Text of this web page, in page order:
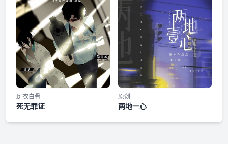
福利音·烙印
第九期·永远相爱
第十期·失而复得
番外三·浪漫主义
斑衣白骨
死无罪证
原创
两地一心